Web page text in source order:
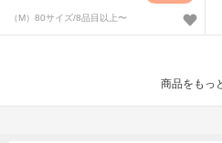
（M）80サイズ/8品目以上〜
商品をもっ